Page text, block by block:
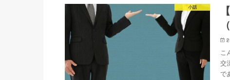
小話
こ
交
で